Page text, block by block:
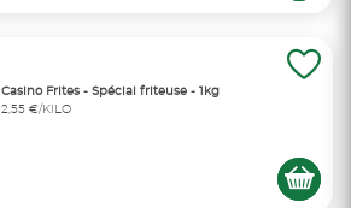
Casino Frites - Spécial friteuse - 1kg
2,55 €/KILO